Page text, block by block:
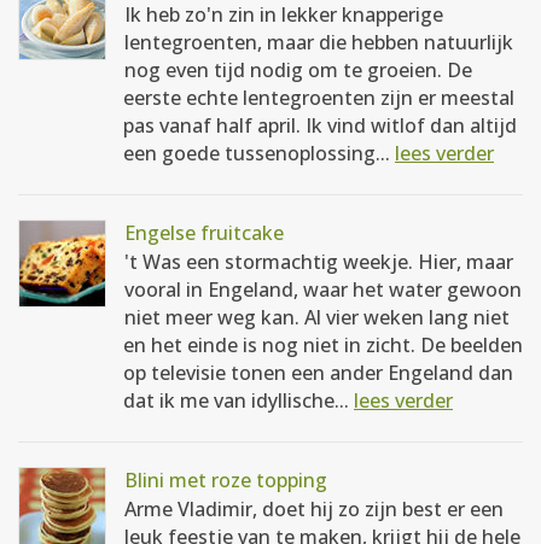
Ik heb zo'n zin in lekker knapperige
lentegroenten, maar die hebben natuurlijk
nog even tijd nodig om te groeien. De
eerste echte lentegroenten zijn er meestal
pas vanaf half april. Ik vind witlof dan altijd
een goede tussenoplossing... lees verder
Engelse fruitcake
't Was een stormachtig weekje. Hier, maar
vooral in Engeland, waar het water gewoon
niet meer weg kan. Al vier weken lang niet
en het einde is nog niet in zicht. De beelden
op televisie tonen een ander Engeland dan
dat ik me van idyllische... lees verder
Blini met roze topping
Arme Vladimir, doet hij zo zijn best er een
leuk feestje van te maken, krijgt hij de hele